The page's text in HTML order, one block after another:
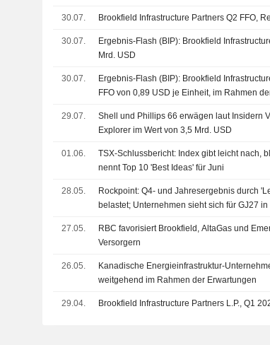
30.07. Brookfield Infrastructure Partners Q2 FFO,
30.07.
Ergebnis-Flash (BIP): Brookfield
Mrd. USD
30.07.
Ergebnis-Flash (BIP): Brookfield
FFO von 0,89 USD je Einheit, im Rahmen
29.07.
Shell und Phillips 66 erwägen laut Insidern
Explorer im Wert von 3,5 Mrd. USD
01.06.
TSX-Schlussbericht: Index gibt leicht nach,
nennt Top 10 'Best Ideas' für Juni
28.05.
Rockpoint: Q4- und Jahresergebnis durch
belastet; Unternehmen sieht sich für GJ27
27.05.
RBC favorisiert Brookfield, AltaGas und
Versorgern
26.05.
Kanadische Energieinfrastruktur-
weitgehend im Rahmen der Erwartungen
29.04. Brookfield Infrastructure Partners L.P., Q1